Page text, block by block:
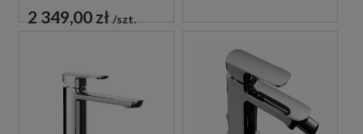
MIEDZIANA
2 349,00 zł szt.